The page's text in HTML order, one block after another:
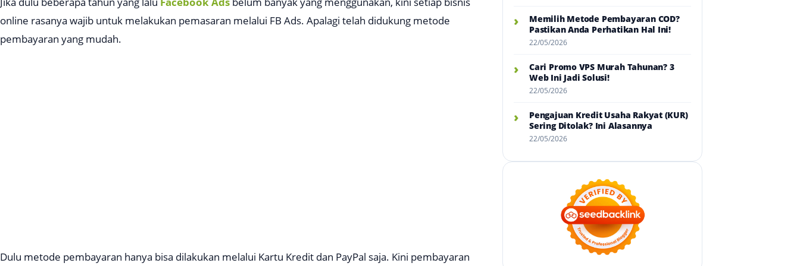
online rasanya wajib untuk melakukan pemasaran melalui FB Ads. Apalagi telah didukung metode
pembayaran yang mudah.
Dulu metode pembayaran hanya bisa dilakukan melalui Kartu Kredit dan PayPal saja. Kini pembayaran
›
Memilih Metode Pembayaran COD?
Pastikan Anda Perhatikan Hal Ini!
22/05/2026
›
Cari Promo VPS Murah Tahunan? 3
Web Ini Jadi Solusi!
22/05/2026
›
Pengajuan Kredit Usaha Rakyat (KUR)
Sering Ditolak? Ini Alasannya
22/05/2026